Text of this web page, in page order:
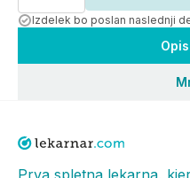
Izdelek bo poslan naslednji